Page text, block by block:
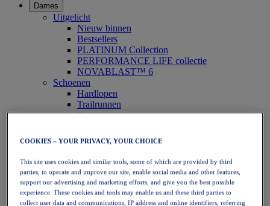
Dames
Uitgelicht
Nieuw binnen
Bestsellers
PLATINUM Collection
PERFORMANCE LIFE collectie
NOVABLAST™ 6
Schoenen
Hardlopen
Trailrunnen
Tennis
Handbal
Netbal
SportStyle
Bovenkleding
Sport-bh's
Tanktops
COOKIES – YOUR PRIVACY, YOUR CHOICE
This site uses cookies and similar tools, some of which are provided by third
parties, to operate and improve our site, enable social media and other features,
support our advertising and marketing efforts, and give you the best possible
experience. These cookies and tools may enable us and these third parties to
collect user data and communications, IP address and online identifiers, referring